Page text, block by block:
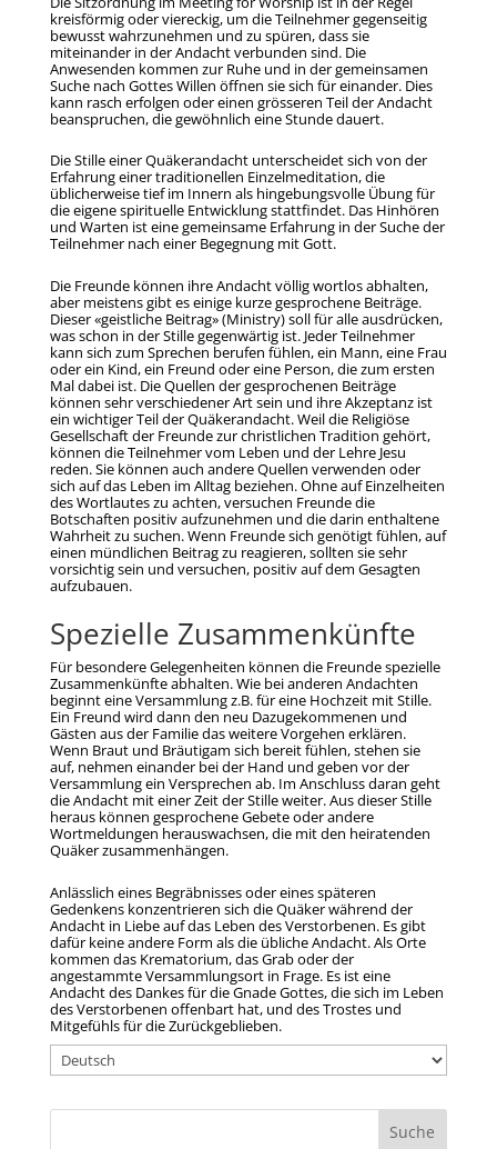
kreisförmig oder viereckig, um die Teilnehmer gegenseitig
bewusst wahrzunehmen und zu spüren, dass sie
miteinander in der Andacht verbunden sind. Die
Anwesenden kommen zur Ruhe und in der gemeinsamen
Suche nach Gottes Willen öffnen sie sich für einander. Dies
kann rasch erfolgen oder einen grösseren Teil der Andacht
beanspruchen, die gewöhnlich eine Stunde dauert.
Die Stille einer Quäkerandacht unterscheidet sich von der
Erfahrung einer traditionellen Einzelmeditation, die
üblicherweise tief im Innern als hingebungsvolle Übung für
die eigene spirituelle Entwicklung stattfindet. Das Hinhören
und Warten ist eine gemeinsame Erfahrung in der Suche der
Teilnehmer nach einer Begegnung mit Gott.
Die Freunde können ihre Andacht völlig wortlos abhalten,
aber meistens gibt es einige kurze gesprochene Beiträge.
Dieser «geistliche Beitrag» (Ministry) soll für alle ausdrücken,
was schon in der Stille gegenwärtig ist. Jeder Teilnehmer
kann sich zum Sprechen berufen fühlen, ein Mann, eine Frau
oder ein Kind, ein Freund oder eine Person, die zum ersten
Mal dabei ist. Die Quellen der gesprochenen Beiträge
können sehr verschiedener Art sein und ihre Akzeptanz ist
ein wichtiger Teil der Quäkerandacht. Weil die Religiöse
Gesellschaft der Freunde zur christlichen Tradition gehört,
können die Teilnehmer vom Leben und der Lehre Jesu
reden. Sie können auch andere Quellen verwenden oder
sich auf das Leben im Alltag beziehen. Ohne auf Einzelheiten
des Wortlautes zu achten, versuchen Freunde die
Botschaften positiv aufzunehmen und die darin enthaltene
Wahrheit zu suchen. Wenn Freunde sich genötigt fühlen, auf
einen mündlichen Beitrag zu reagieren, sollten sie sehr
vorsichtig sein und versuchen, positiv auf dem Gesagten
aufzubauen.
Spezielle Zusammenkünfte
Für besondere Gelegenheiten können die Freunde spezielle
Zusammenkünfte abhalten. Wie bei anderen Andachten
beginnt eine Versammlung z.B. für eine Hochzeit mit Stille.
Ein Freund wird dann den neu Dazugekommenen und
Gästen aus der Familie das weitere Vorgehen erklären.
Wenn Braut und Bräutigam sich bereit fühlen, stehen sie
auf, nehmen einander bei der Hand und geben vor der
Versammlung ein Versprechen ab. Im Anschluss daran geht
die Andacht mit einer Zeit der Stille weiter. Aus dieser Stille
heraus können gesprochene Gebete oder andere
Wortmeldungen herauswachsen, die mit den heiratenden
Quäker zusammenhängen.
Anlässlich eines Begräbnisses oder eines späteren
Gedenkens konzentrieren sich die Quäker während der
Andacht in Liebe auf das Leben des Verstorbenen. Es gibt
dafür keine andere Form als die übliche Andacht. Als Orte
kommen das Krematorium, das Grab oder der
angestammte Versammlungsort in Frage. Es ist eine
Andacht des Dankes für die Gnade Gottes, die sich im Leben
des Verstorbenen offenbart hat, und des Trostes und
Mitgefühls für die Zurückgeblieben.
Choose
language